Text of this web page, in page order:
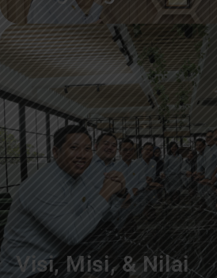
Visi, Misi, & Nilai